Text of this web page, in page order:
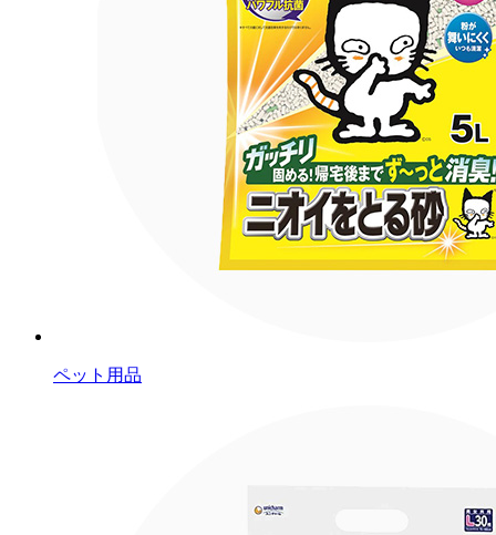
ペット用品